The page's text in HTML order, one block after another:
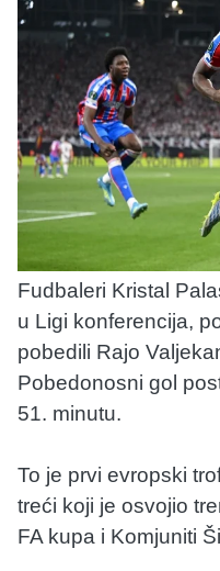
Fudbaleri Kristal
u Ligi konferencija,
pobedili Rajo
Pobedonosni gol
51. minutu.
To je prvi evropski
treći koji je osvojio
FA kupa i Komjuniti